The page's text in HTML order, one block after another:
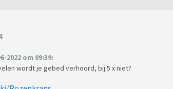
2022 om 09:39:
wordt je gebed verhoord, bij 5 x niet?